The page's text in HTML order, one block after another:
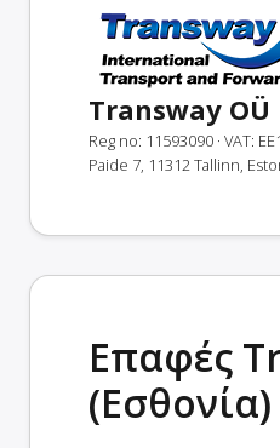
Transway OÜ
Reg no: 11593090 · VAT:
Paide 7, 11312 Tallinn,
Επαφές
(Εσθονία)